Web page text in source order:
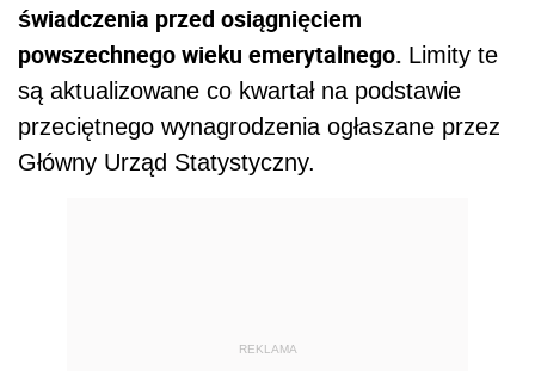
świadczenia przed osiągnięciem
powszechnego wieku emerytalnego. Limity te
są aktualizowane co kwartał na podstawie
przeciętnego wynagrodzenia ogłaszane przez
Główny Urząd Statystyczny.
REKLAMA